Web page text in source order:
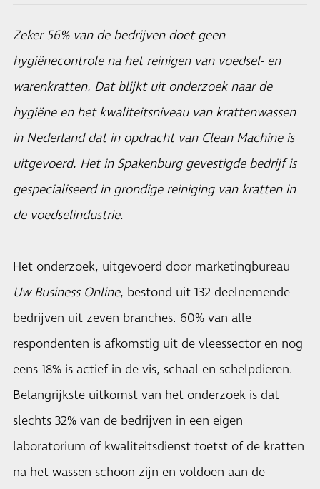
Zeker 56% van de bedrijven doet geen
hygiënecontrole na het reinigen van voedsel- en
warenkratten. Dat blijkt uit onderzoek naar de
hygiëne en het kwaliteitsniveau van krattenwassen
in Nederland dat in opdracht van Clean Machine is
uitgevoerd. Het in Spakenburg gevestigde bedrijf is
gespecialiseerd in grondige reiniging van kratten in
de voedselindustrie.
Het onderzoek, uitgevoerd door marketingbureau
Uw Business Online, bestond uit 132 deelnemende
bedrijven uit zeven branches. 60% van alle
respondenten is afkomstig uit de vleessector en nog
eens 18% is actief in de vis, schaal en schelpdieren.
Belangrijkste uitkomst van het onderzoek is dat
slechts 32% van de bedrijven in een eigen
laboratorium of kwaliteitsdienst toetst of de kratten
na het wassen schoon zijn en voldoen aan de